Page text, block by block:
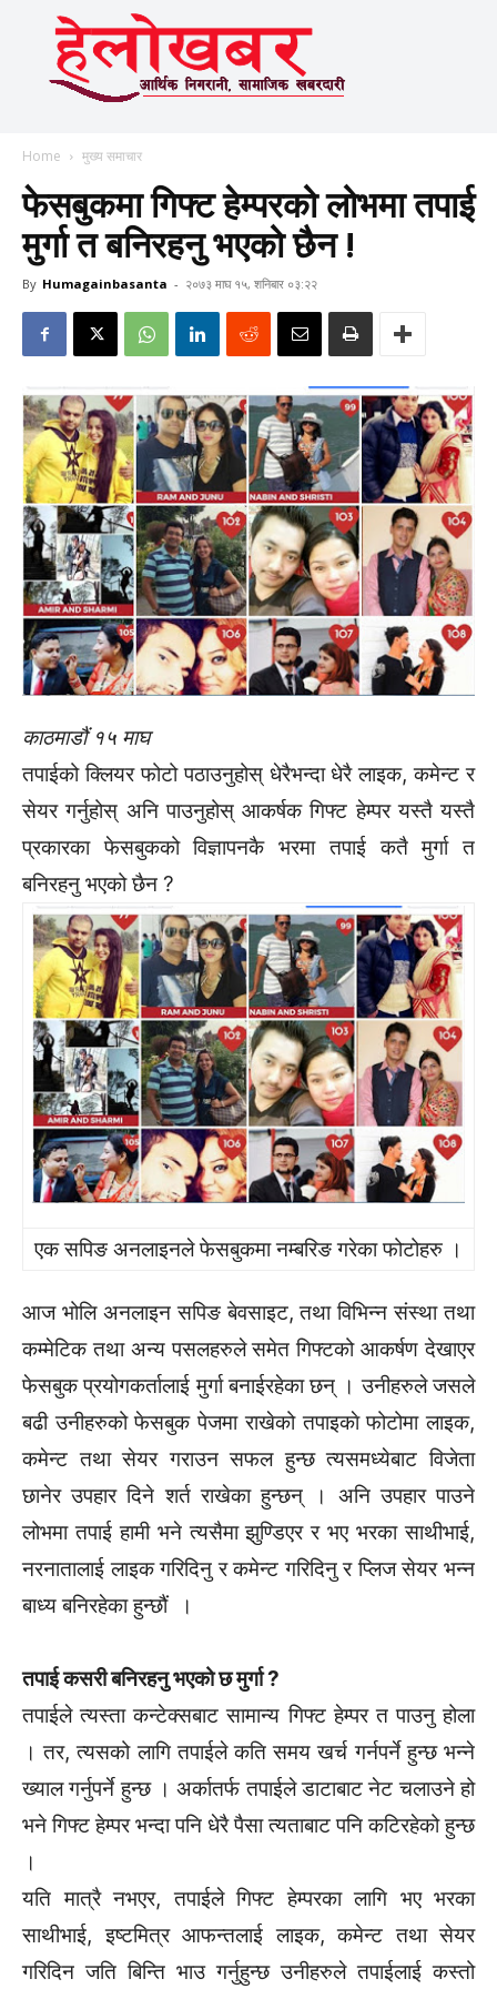
Home मुख्य समाचार
फेसबुकमा गिफ्ट हेम्परको लोभमा तपाई
मुर्गा त बनिरहनु भएको छैन !
By Humagainbasanta - २०७३ माघ १५, शनिबार ०३:२२
काठमाडौं १५ माघ
तपाईको क्लियर फोटो पठाउनुहोस् धेरैभन्दा धेरै लाइक, कमेन्ट र
सेयर गर्नुहोस् अनि पाउनुहोस् आकर्षक गिफ्ट हेम्पर यस्तै यस्तै
प्रकारका फेसबुकको विज्ञापनकै भरमा तपाई कतै मुर्गा त
बनिरहनु भएको छैन ?
एक सपिङ अनलाइनले फेसबुकमा नम्बरिङ गरेका फोटोहरु ।
आज भोलि अनलाइन सपिङ बेवसाइट, तथा विभिन्न संस्था तथा
कम्मेटिक तथा अन्य पसलहरुले समेत गिफ्टको आकर्षण देखाएर
फेसबुक प्रयोगकर्तालाई मुर्गा बनाईरहेका छन् । उनीहरुले जसले
बढी उनीहरुको फेसबुक पेजमा राखेको तपाइकाे फोटोमा लाइक,
कमेन्ट तथा सेयर गराउन सफल हुन्छ त्यसमध्येबाट विजेता
छानेर उपहार दिने शर्त राखेका हुन्छन् । अनि उपहार पाउने
लोभमा तपाई हामी भने त्यसैमा झुण्डिएर र भए भरका साथीभाई,
नरनातालाई लाइक गरिदिनु र कमेन्ट गरिदिनु र प्लिज सेयर भन्न
बाध्य बनिरहेका हुन्छौं ।
तपाई कसरी बनिरहनु भएको छ मुर्गा ?
तपाईले त्यस्ता कन्टेक्सबाट सामान्य गिफ्ट हेम्पर त पाउनु होला
। तर, त्यसको लागि तपाईले कति समय खर्च गर्नपर्ने हुन्छ भन्ने
ख्याल गर्नुपर्ने हुन्छ । अर्कातर्फ तपाईले डाटाबाट नेट चलाउने हो
भने गिफ्ट हेम्पर भन्दा पनि धेरै पैसा त्यताबाट पनि कटिरहेको हुन्छ
।
यति मात्रै नभएर, तपाईले गिफ्ट हेम्परका लागि भए भरका
साथीभाई, इष्टमित्र आफन्तलाई लाइक, कमेन्ट तथा सेयर
गरिदिन जति बिन्ति भाउ गर्नुहुन्छ उनीहरुले तपाईलाई कस्तो